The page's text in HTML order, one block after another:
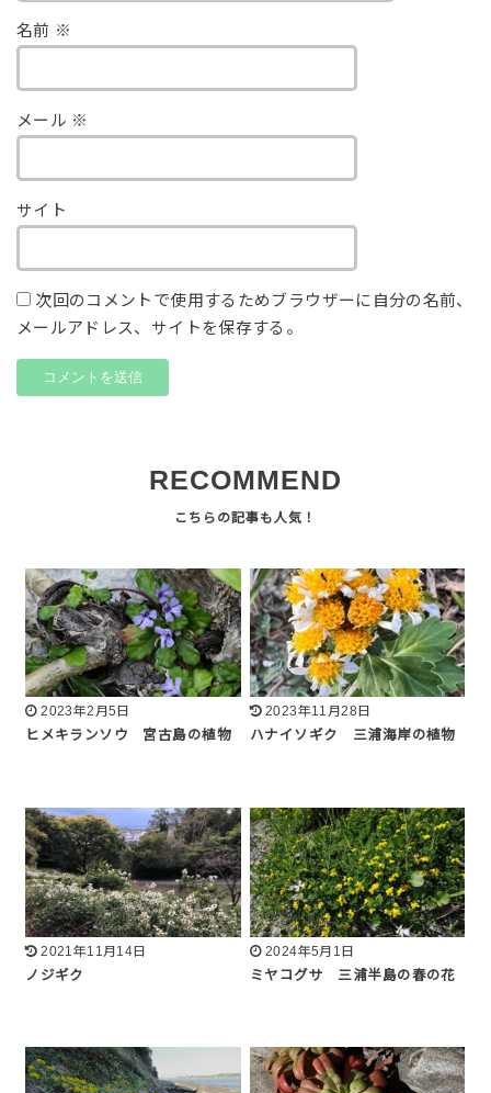
名前 ※
メール ※
サイト
次回のコメントで使用するためブラウザーに自分の名前、
メールアドレス、サイトを保存する。
RECOMMEND
2023年2月5日
ヒメキランソウ 宮古島の植物
2023年11月28日
ハナイソギク 三浦海岸の植物
2021年11月14日
ノジギク
2024年5月1日
ミヤコグサ 三浦半島の春の花